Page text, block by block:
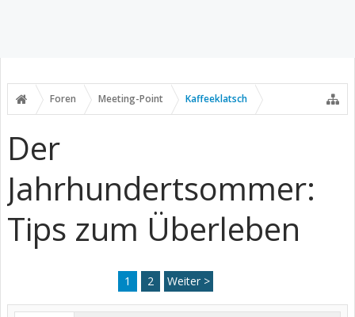
Foren Meeting-Point Kaffeeklatsch
Der
Jahrhundertsommer:
Tips zum Überleben
1 2 Weiter >